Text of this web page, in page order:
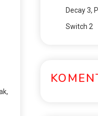
Decay 3,
Switch 2